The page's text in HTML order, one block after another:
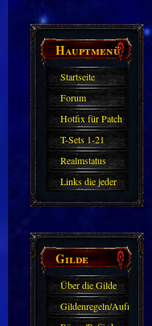
Hauptmenü
Startseite
Forum
Hotfix für Patch
11.X
T-Sets 1-21
Realmstatus
Links die jeder
kennen sollte?!
Gilde
Über die Gilde
(DAW)
Gildenregeln/Aufnahme